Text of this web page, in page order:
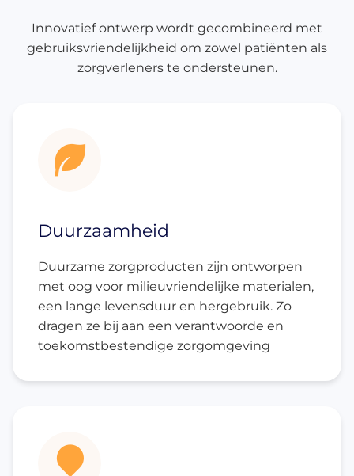
Innovatief ontwerp wordt gecombineerd met
gebruiksvriendelijkheid om zowel patiënten als
zorgverleners te ondersteunen.
Duurzaamheid
Duurzame zorgproducten zijn ontworpen
met oog voor milieuvriendelijke materialen,
een lange levensduur en hergebruik. Zo
dragen ze bij aan een verantwoorde en
toekomstbestendige zorgomgeving